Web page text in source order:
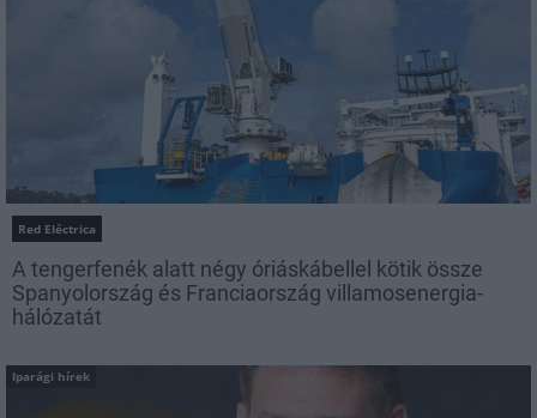
Red Eléctrica
A tengerfenék alatt négy óriáskábellel kötik össze
Spanyolország és Franciaország villamosenergia-
hálózatát
Iparági hírek